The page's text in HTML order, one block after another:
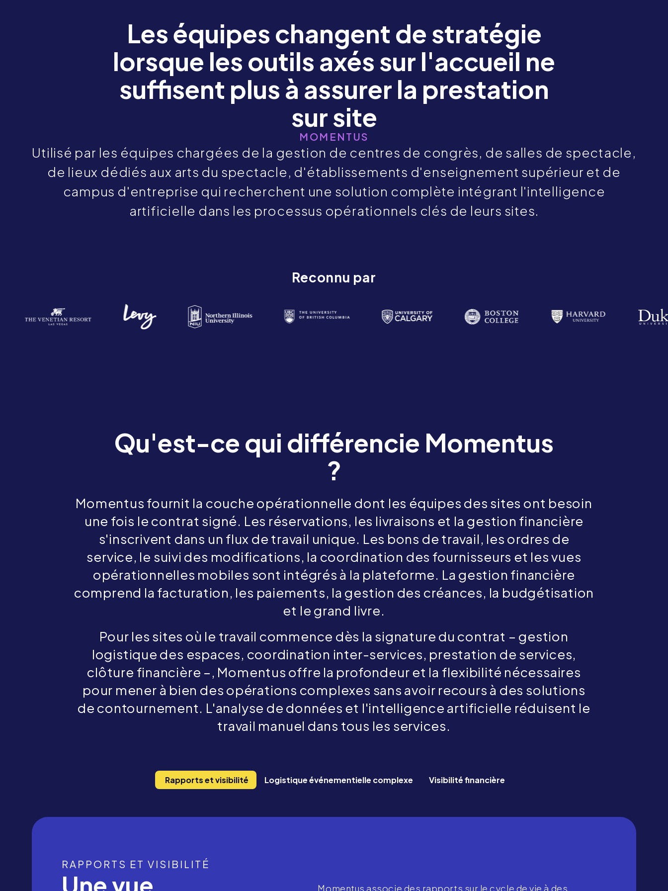
Les équipes changent de stratégie
lorsque les outils axés sur l'accueil ne
suffisent plus à assurer la prestation
sur site
MOMENTUS
Utilisé par les équipes chargées de la gestion de centres de congrès, de salles de spectacle,
de lieux dédiés aux arts du spectacle, d'établissements d'enseignement supérieur et de
campus d'entreprise qui recherchent une solution complète intégrant l'intelligence
artificielle dans les processus opérationnels clés de leurs sites.
Reconnu par
Qu'est-ce qui différencie Momentus
?
Momentus fournit la couche opérationnelle dont les équipes des sites ont besoin
une fois le contrat signé. Les réservations, les livraisons et la gestion financière
s'inscrivent dans un flux de travail unique. Les bons de travail, les ordres de
service, le suivi des modifications, la coordination des fournisseurs et les vues
opérationnelles mobiles sont intégrés à la plateforme. La gestion financière
comprend la facturation, les paiements, la gestion des créances, la budgétisation
et le grand livre.
Pour les sites où le travail commence dès la signature du contrat – gestion
logistique des espaces, coordination inter-services, prestation de services,
clôture financière –, Momentus offre la profondeur et la flexibilité nécessaires
pour mener à bien des opérations complexes sans avoir recours à des solutions
de contournement. L'analyse de données et l'intelligence artificielle réduisent le
travail manuel dans tous les services.
Rapports et visibilité Logistique événementielle complexe Visibilité financière
RAPPORTS ET VISIBILITÉ
Une vue Momentus associe des rapports sur le cycle de vie à des